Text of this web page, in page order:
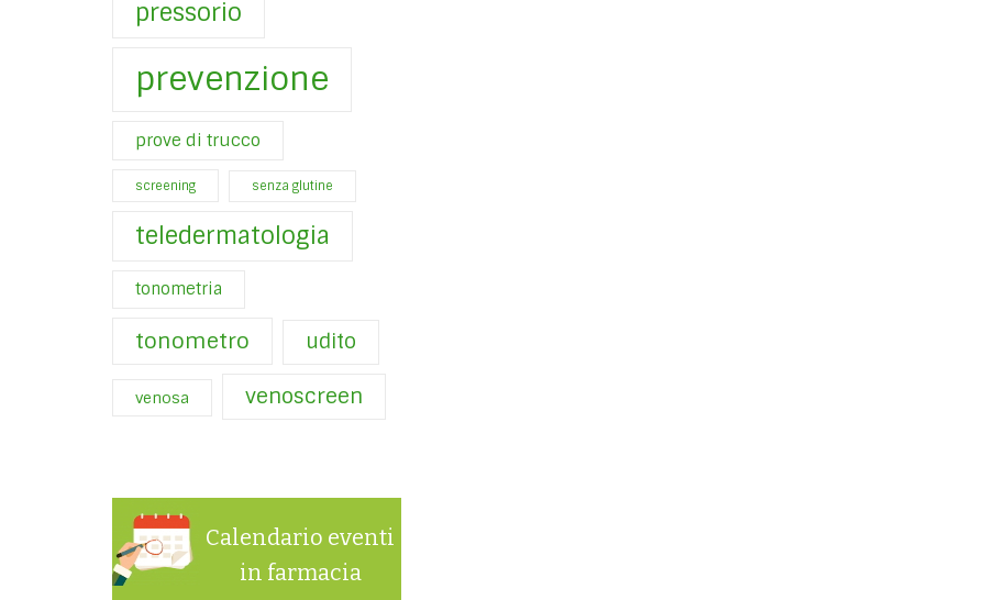
pressorio
prevenzione
prove di trucco
screening senza glutine
teledermatologia
tonometria
tonometro udito
venosa venoscreen
Calendario eventi
in farmacia